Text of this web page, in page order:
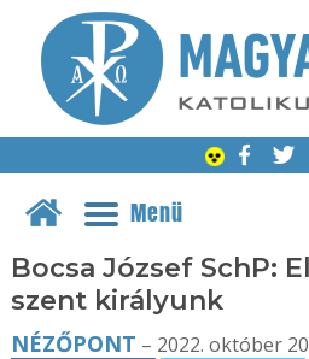
Menü
Bocsa József SchP:
szent királyunk
NÉZŐPONT – 2022. október